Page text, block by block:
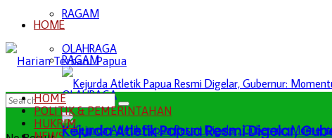
RAGAM
OLAHRAGA
Kejurda Atletik Papua Resmi Digelar,
HOME
RAGAM
OLAHRAGA
HOME
POLITIK & PEMERINTAHAN
HUKRIM